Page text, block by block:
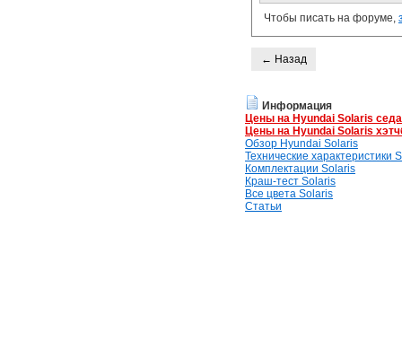
Чтобы писать на форуме,
← Назад
Информация
Цены на Hyundai Solaris
Цены на Hyundai Solaris
Обзор Hyundai Solaris
Технические характеристики
Комплектации Solaris
Краш-тест Solaris
Все цвета Solaris
Статьи